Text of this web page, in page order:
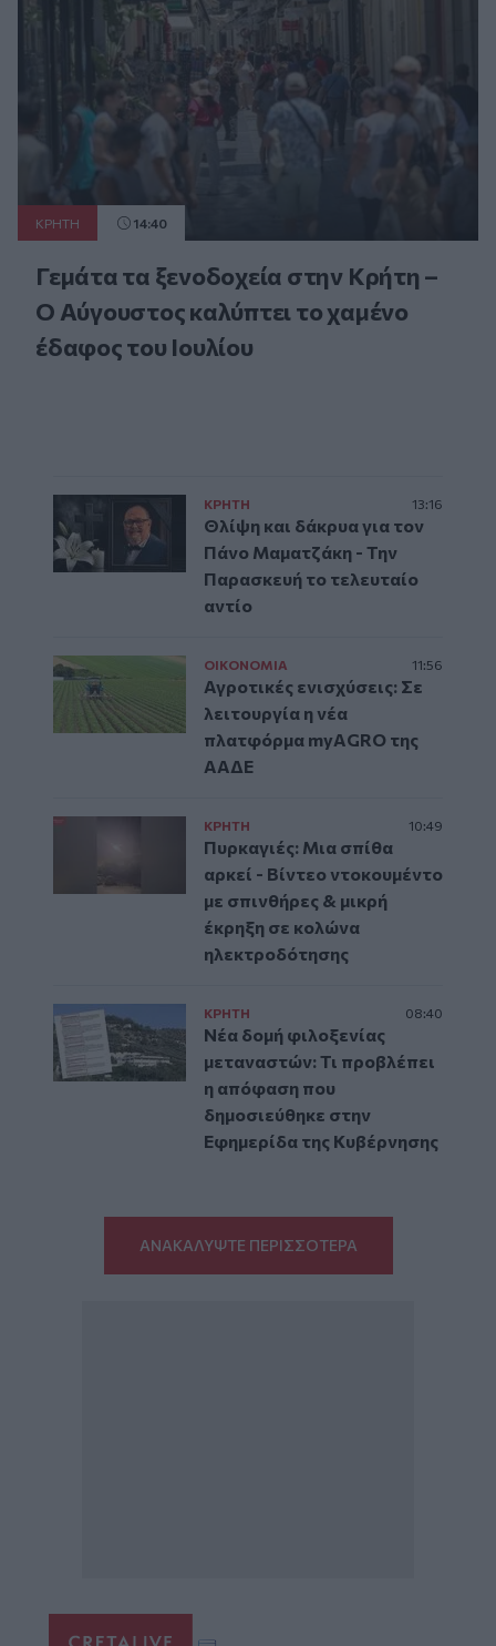
ΚΡΗΤΗ 14:40
Γεμάτα τα ξενοδοχεία στην Κρήτη –
Ο Αύγουστος καλύπτει το χαμένο
έδαφος του Ιουλίου
ΚΡΗΤΗ 13:16
Θλίψη και δάκρυα για τον
Πάνο Μαματζάκη - Την
Παρασκευή το τελευταίο
αντίο
ΟΙΚΟΝΟΜΙΑ 11:56
Αγροτικές ενισχύσεις: Σε
λειτουργία η νέα
πλατφόρμα myAGRO της
ΑΑΔΕ
ΚΡΗΤΗ 10:49
Πυρκαγιές: Μια σπίθα
αρκεί - Βίντεο ντοκουμέντο
με σπινθήρες & μικρή
έκρηξη σε κολώνα
ηλεκτροδότησης
ΚΡΗΤΗ 08:40
Νέα δομή φιλοξενίας
μεταναστών: Τι προβλέπει
η απόφαση που
δημοσιεύθηκε στην
Εφημερίδα της Κυβέρνησης
ΑΝΑΚΑΛΥΨΤΕ ΠΕΡΙΣΣΟΤΕΡΑ